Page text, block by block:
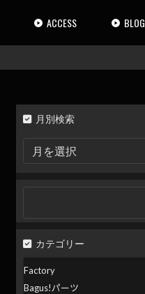
ACCESS BLOG
月別検索
月
検
カテゴリー
Factory
Bagus!パーツ